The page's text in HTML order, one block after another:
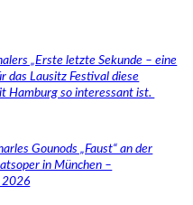
„Erste letzte Sekunde – eine
das Lausitz Festival diese
Hamburg so interessant ist.
Gounods „Faust“ an der
in München –
2026